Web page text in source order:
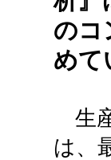
のコ
めて
生
は、